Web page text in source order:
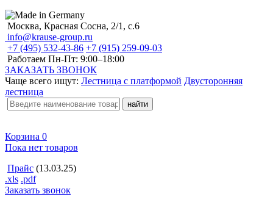
Москва, Красная Сосна, 2/1, с.6
info@krause-group.ru
+7 (495) 532-43-86 +7 (915) 259-09-03
Работаем Пн-Пт: 9:00–18:00
ЗАКАЗАТЬ ЗВОНОК
Чаще всего ищут: Лестница с платформой Двусторонняя
лестница
Корзина 0
Пока нет товаров
Прайс (13.03.25)
.xls .pdf
Заказать звонок